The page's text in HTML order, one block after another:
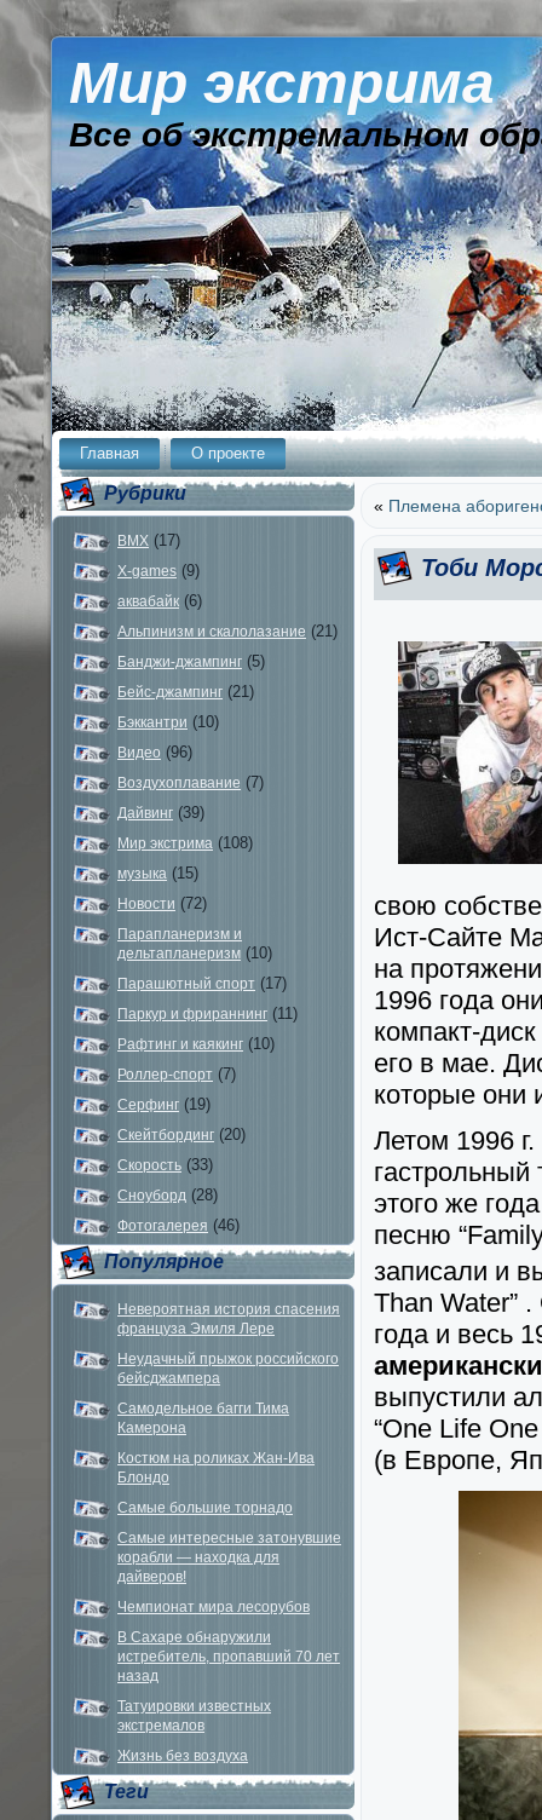
Мир экстрима
Все об экстремальном
Главная О проекте
Рубрики
BMX (17)
X-games (9)
аквабайк (6)
Альпинизм и скалолазание (21)
Банджи-джампинг (5)
Бейс-джампинг (21)
Бэккантри (10)
Видео (96)
Воздухоплавание (7)
Дайвинг (39)
Мир экстрима (108)
музыка (15)
Новости (72)
Парапланеризм и
дельтапланеризм (10)
Парашютный спорт (17)
Паркур и фрираннинг (11)
Рафтинг и каякинг (10)
Роллер-спорт (7)
Серфинг (19)
Скейтбординг (20)
Скорость (33)
Сноуборд (28)
Фотогалерея (46)
Популярное
Невероятная история спасения
француза Эмиля Лере
Неудачный прыжок российского
бейсджампера
Самодельное багги Тима
Камерона
Костюм на роликах Жан-Ива
Блондо
Самые большие торнадо
Самые интересные затонувшие
корабли — находка для
дайверов!
Чемпионат мира лесорубов
В Сахаре обнаружили
истребитель, пропавший 70 лет
назад
Татуировки известных
экстремалов
Жизнь без воздуха
Теги
« Племена
Тоби
свою
Ист-Сайте
на
1996 года
компакт-
его в мае.
которые они
Летом 1996
гастрольный
этого же
песню
записали и
Than Water” .
года и весь
выпустили
“One Life
(в Европе,